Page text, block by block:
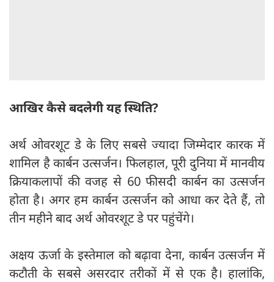
आखिर कैसे बदलेगी यह स्थिति?
अर्थ ओवरशूट डे के लिए सबसे ज्यादा जिम्मेदार कारक में
शामिल है कार्बन उत्सर्जन। फिलहाल, पूरी दुनिया में मानवीय
क्रियाकलापों की वजह से 60 फीसदी कार्बन का उत्सर्जन
होता है। अगर हम कार्बन उत्सर्जन को आधा कर देते हैं, तो
तीन महीने बाद अर्थ ओवरशूट डे पर पहुंचेंगे।
अक्षय ऊर्जा के इस्तेमाल को बढ़ावा देना, कार्बन उत्सर्जन में
कटौती के सबसे असरदार तरीकों में से एक है। हालांकि,